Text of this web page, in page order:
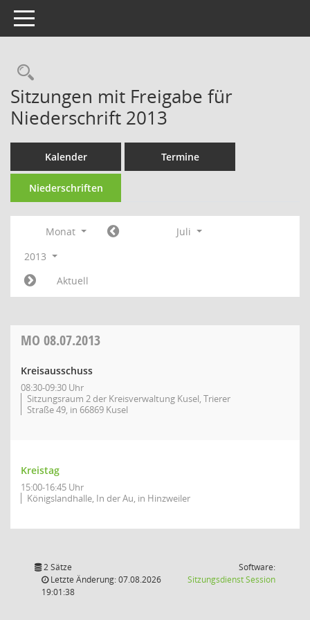
Toggle navigation
Rechercheauswahl
Sitzungen mit Freigabe für
Niederschrift 2013
Kalender Termine
Niederschriften
Monat
Juli
2013
Aktuell
MO 08.07.2013
Kreisausschuss
08:30-09:30 Uhr
Sitzungsraum 2 der Kreisverwaltung Kusel, Trierer
Straße 49, in 66869 Kusel
Kreistag
15:00-16:45 Uhr
Königslandhalle, In der Au, in Hinzweiler
2 Sätze
Letzte Änderung: 07.08.2026
19:01:38
Software:
SitzungsdienstSession(Wird in